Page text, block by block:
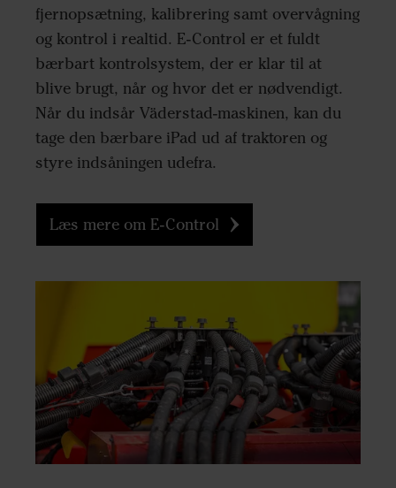
fjernopsætning, kalibrering samt overvågning
og kontrol i realtid. E-Control er et fuldt
bærbart kontrolsystem, der er klar til at
blive brugt, når og hvor det er nødvendigt.
Når du indsår Väderstad-maskinen, kan du
tage den bærbare iPad ud af traktoren og
styre indsåningen udefra.
Læs mere om E-Control